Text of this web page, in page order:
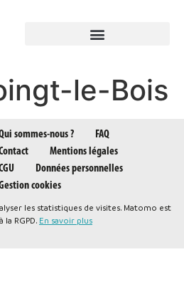
le-Bois
sommes-nous ?
FAQ
Mentions légales
Données personnelles
cookies
les statistiques de visites. Matomo est
RGPD. En savoir plus